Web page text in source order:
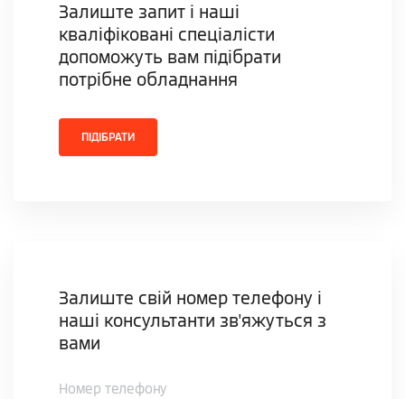
Залиште запит і наші
кваліфіковані спеціалісти
допоможуть вам підібрати
потрібне обладнання
ПІДІБРАТИ
Залиште свій номер телефону і
наші консультанти зв'яжуться з
вами
Номер телефону